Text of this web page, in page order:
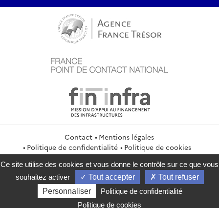
Contact
Mentions légales
Politique de confidentialité
Politique de cookies
Gestion des cookies
Flux RSS
service-public.gouv.fr
legifrance.gouv.fr
info.gouv.fr
data.gouv.fr
2026 Direction générale du Trésor
Ce site utilise des cookies et vous donne le contrôle sur ce que vous
souhaitez activer
Tout accepter
Tout refuser
Personnaliser
Politique de confidentialité
Politique de cookies